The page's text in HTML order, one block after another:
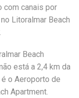
com canais por
Litoralmar Beach
Beach
está a 2,4 km da
o Aeroporto de
Apartment.